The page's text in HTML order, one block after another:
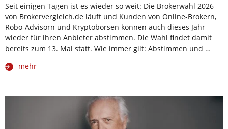
Seit einigen Tagen ist es wieder so weit: Die Brokerwahl 2026
von Brokervergleich.de läuft und Kunden von Online-Brokern,
Robo-Advisorn und Kryptobörsen können auch dieses Jahr
wieder für ihren Anbieter abstimmen. Die Wahl findet damit
bereits zum 13. Mal statt. Wie immer gilt: Abstimmen und …
mehr